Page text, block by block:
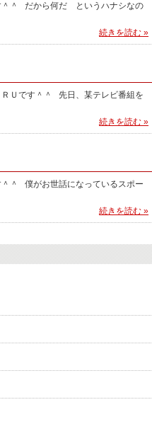
＾ だから何だ というハナシなの
続きを読む »
Ｕです＾＾ 先日、某テレビ番組を
続きを読む »
＾ 僕がお世話になっているスポー
続きを読む »